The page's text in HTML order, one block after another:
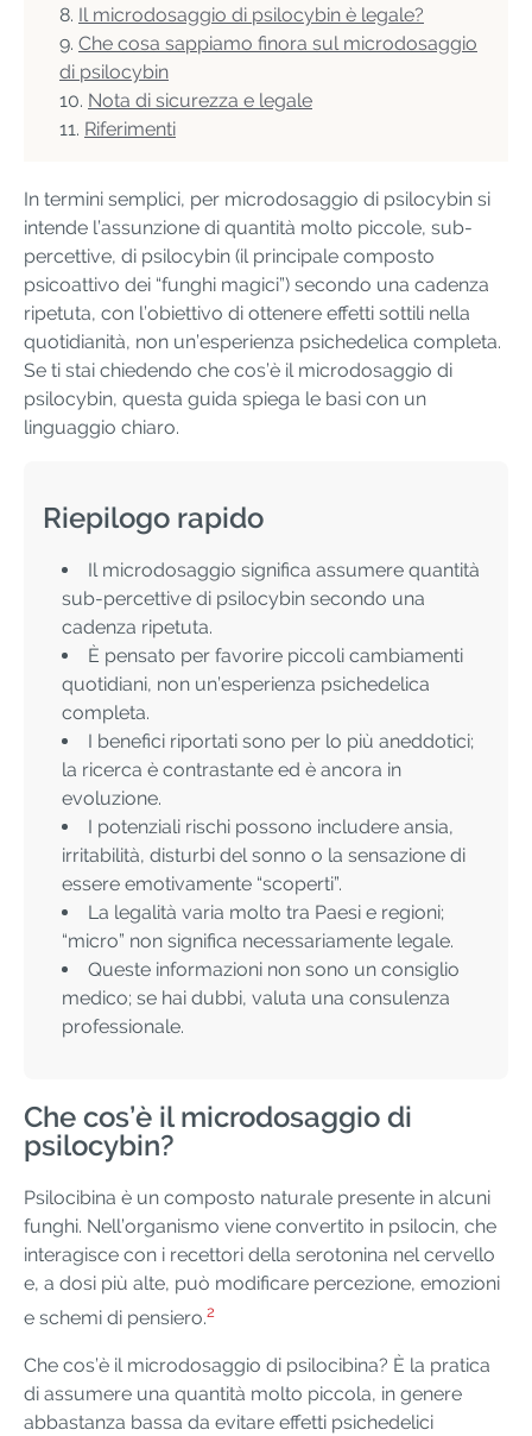
Il microdosaggio di psilocybin è legale?
Che cosa sappiamo finora sul microdosaggio
di psilocybin
Nota di sicurezza e legale
Riferimenti
In termini semplici, per microdosaggio di psilocybin si
intende l’assunzione di quantità molto piccole, sub-
percettive, di psilocybin (il principale composto
psicoattivo dei “funghi magici”) secondo una cadenza
ripetuta, con l’obiettivo di ottenere effetti sottili nella
quotidianità, non un’esperienza psichedelica completa.
Se ti stai chiedendo che cos’è il microdosaggio di
psilocybin, questa guida spiega le basi con un
linguaggio chiaro.
Riepilogo rapido
Il microdosaggio significa assumere quantità
sub-percettive di psilocybin secondo una
cadenza ripetuta.
È pensato per favorire piccoli cambiamenti
quotidiani, non un’esperienza psichedelica
completa.
I benefici riportati sono per lo più aneddotici;
la ricerca è contrastante ed è ancora in
evoluzione.
I potenziali rischi possono includere ansia,
irritabilità, disturbi del sonno o la sensazione di
essere emotivamente “scoperti”.
La legalità varia molto tra Paesi e regioni;
“micro” non significa necessariamente legale.
Queste informazioni non sono un consiglio
medico; se hai dubbi, valuta una consulenza
professionale.
Che cos’è il microdosaggio di
psilocybin?
Psilocibina è un composto naturale presente in alcuni
funghi. Nell’organismo viene convertito in psilocin, che
interagisce con i recettori della serotonina nel cervello
e, a dosi più alte, può modificare percezione, emozioni
e schemi di pensiero.2
Che cos’è il microdosaggio di psilocibina? È la pratica
di assumere una quantità molto piccola, in genere
abbastanza bassa da evitare effetti psichedelici